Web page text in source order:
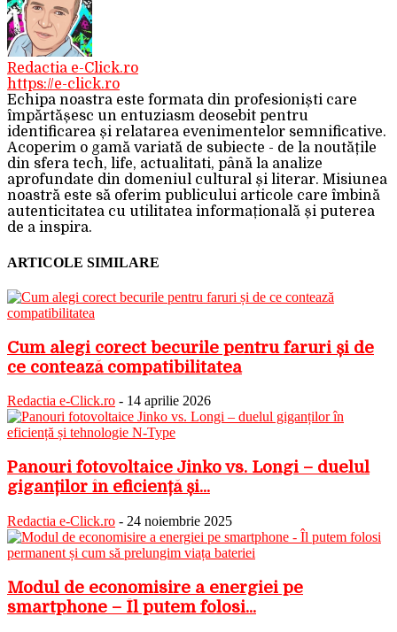
Redactia e-Click.ro
https://e-click.ro
Echipa noastra este formata din profesioniști care
împărtășesc un entuziasm deosebit pentru
identificarea și relatarea evenimentelor semnificative.
Acoperim o gamă variată de subiecte - de la noutățile
din sfera tech, life, actualitati, până la analize
aprofundate din domeniul cultural și literar. Misiunea
noastră este să oferim publicului articole care îmbină
autenticitatea cu utilitatea informațională și puterea
de a inspira.
ARTICOLE SIMILARE
Cum alegi corect becurile pentru faruri și de
ce contează compatibilitatea
Redactia e-Click.ro - 14 aprilie 2026
Panouri fotovoltaice Jinko vs. Longi – duelul
giganților în eficiență și...
Redactia e-Click.ro - 24 noiembrie 2025
Modul de economisire a energiei pe
smartphone – Îl putem folosi...